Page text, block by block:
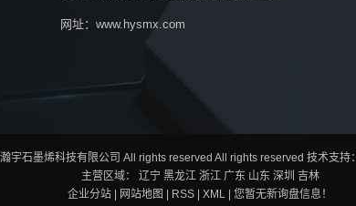
网址：www.hysmx.com
宇石墨烯科技有限公司 All rights reserved All rights reserved 技术支持：
主营区域： 辽宁 黑龙江 浙江 广东 山东 深圳 吉林
企业分站
网站地图 RSS XML 您暂无新询盘信息！